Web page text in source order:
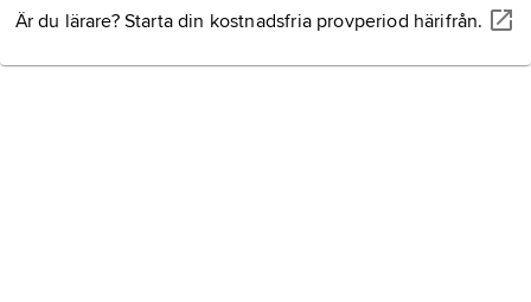
Är du lärare? Starta din kostnadsfria provperiod härifrån.